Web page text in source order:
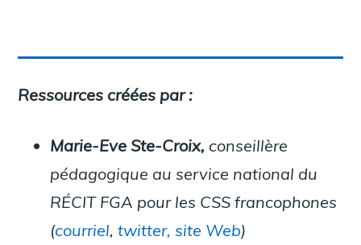
Ressources créées par :
Marie-Eve Ste-Croix, conseillère
pédagogique au service national du
RÉCIT FGA pour les CSS francophones
(courriel,twitter, site Web)